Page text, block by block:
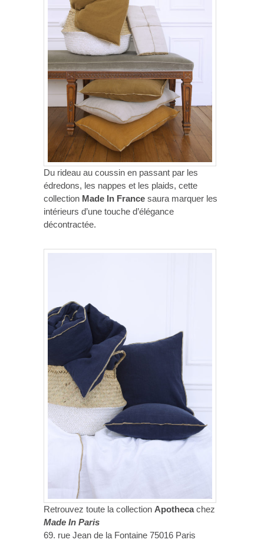
Du rideau au coussin en passant par les
édredons, les nappes et les plaids, cette
collection Made In France saura marquer les
intérieurs d’une touche d’élégance
décontractée.
Retrouvez toute la collection Apothecachez
Made In Paris
69. rue Jean de la Fontaine 75016 Paris